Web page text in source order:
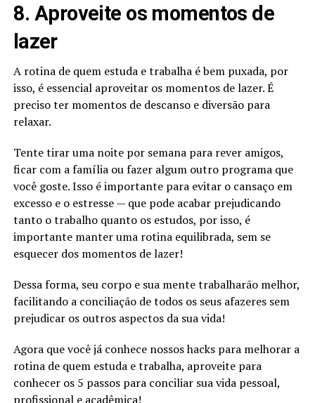
8. Aproveite os momentos de
lazer
A rotina de quem estuda e trabalha é bem puxada, por
isso, é essencial aproveitar os momentos de lazer. É
preciso ter momentos de descanso e diversão para
relaxar.
Tente tirar uma noite por semana para rever amigos,
ficar com a família ou fazer algum outro programa que
você goste. Isso é importante para evitar o cansaço em
excesso e o estresse — que pode acabar prejudicando
tanto o trabalho quanto os estudos, por isso, é
importante manter uma rotina equilibrada, sem se
esquecer dos momentos de lazer!
Dessa forma, seu corpo e sua mente trabalharão melhor,
facilitando a conciliação de todos os seus afazeres sem
prejudicar os outros aspectos da sua vida!
Agora que você já conhece nossos hacks para melhorar a
rotina de quem estuda e trabalha, aproveite para
conhecer os 5 passos para conciliar sua vida pessoal,
profissional e acadêmica!